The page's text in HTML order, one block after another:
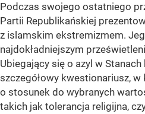
Podczas swojego ostatniego
Partii Republikańskiej
z islamskim ekstremizmem.
najdokładniejszym
Ubiegający się o azyl w
szczegółowy kwestionariusz,
o stosunek do wybranych
takich jak tolerancja religijna,